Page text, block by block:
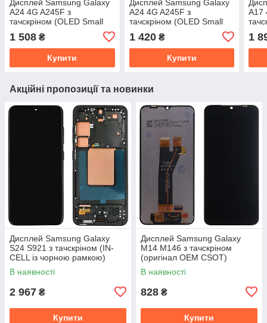
Дисплей Samsung Galaxy
A24 4G A245F з
тачскріном (OLED Small
1 508 ₴
Купити
Дисплей Samsung Galaxy
A24 4G A245F з
тачскріном (OLED Small
1 420₴
Купити
A17
1
Акційні пропозиції та новинки
Дисплей Samsung Galaxy
S24 S921 з тачскріном (IN-
CELL із чорною рамкою)
В наявності
2 967 ₴
Купити
Дисплей Samsung Galaxy
M14 M146 з тачскріном
(оригінал OEM CSOT)
В наявності
828 ₴
Купити